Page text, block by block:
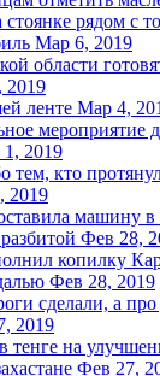
стоянке рядом с
Мар 6, 2019
области
2019
ленте Мар 4,
мероприятие
2019
тем, кто
2019
машину в
Фев 28,
копилку
Фев 28, 2019
сделали, а
2019
тенге на
Фев 27,